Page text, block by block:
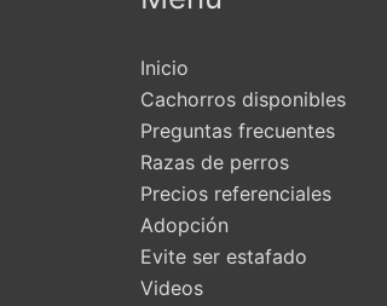
Inicio
Cachorros disponibles
Preguntas frecuentes
Razas de perros
Precios referenciales
Adopción
Evite ser estafado
Videos